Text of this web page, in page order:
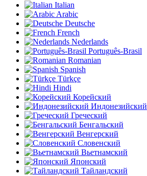
Italian
Arabic
Deutsche
French
Nederlands
Português-Brasil
Romanian
Spanish
Türkçe
Hindi
Корейский
Индонезийский
Греческий
Бенгальский
Венгерский
Словенский
Вьетнамский
Японский
Тайландский